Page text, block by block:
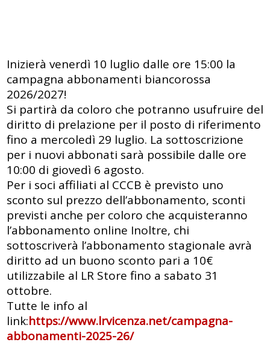
Inizierà venerdì 10 luglio dalle ore 15:00 la
campagna abbonamenti biancorossa
2026/2027!
Si partirà da coloro che potranno usufruire del
diritto di prelazione per il posto di riferimento
fino a mercoledì 29 luglio. La sottoscrizione
per i nuovi abbonati sarà possibile dalle ore
10:00 di giovedì 6 agosto.
Per i soci affiliati al CCCB è previsto uno
sconto sul prezzo dell’abbonamento, sconti
previsti anche per coloro che acquisteranno
l’abbonamento online Inoltre, chi
sottoscriverà l’abbonamento stagionale avrà
diritto ad un buono sconto pari a 10€
utilizzabile al LR Store fino a sabato 31
ottobre.
Tutte le info al
link:https://www.lrvicenza.net/campagna-
abbonamenti-2025-26/